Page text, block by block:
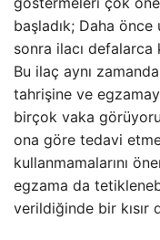
başladık; Daha önce
sonra ilacı defalarca
Bu ilaç aynı
tahrişine ve
birçok vaka
ona göre tedavi
kullanmamalarını
egzama da
verildiğinde bir kısır